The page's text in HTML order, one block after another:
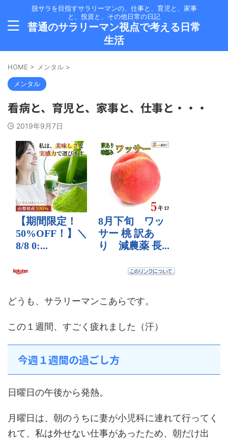
脱サラを目指すサラリーマンの、仕事と、育児と、家事
と、投資と、その他日常の日記
普通のサラリーマン視点で考える日常
生活
HOME > メンタル >
メンタル
看病と、育児と、家事と、仕事と・・・
2019年9月7日
どうも、サラリーマンこあらです。
この１週間、すごく疲れました（汗）
今週１週間の過ごし方
日曜日の午後から発熱。
月曜日は、朝のうちに妻が小児科に連れて行ってく
れて、私は外せない仕事があったため、朝だけ出